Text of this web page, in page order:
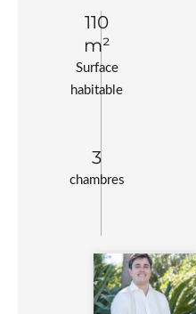
Surface
habitable
110
m²
chambres
3